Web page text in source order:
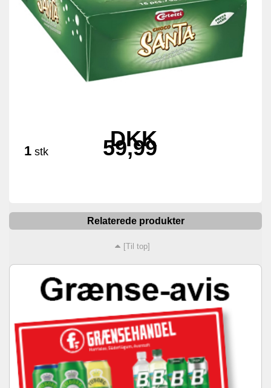
1 stk
DKK
59,99
Relaterede produkter
[Til top]